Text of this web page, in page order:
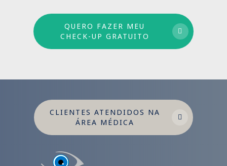
QUERO FAZER MEU
CHECK-UP GRATUITO
CLIENTES ATENDIDOS NA
ÁREA MÉDICA